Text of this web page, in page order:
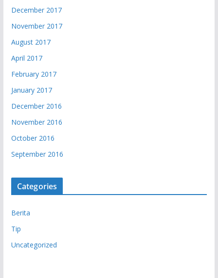
December 2017
November 2017
August 2017
April 2017
February 2017
January 2017
December 2016
November 2016
October 2016
September 2016
Categories
Berita
Tip
Uncategorized